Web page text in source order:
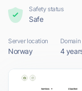
Safety status
Safe
Server location
Norway 4